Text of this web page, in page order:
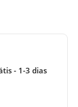
- 1-3 dias